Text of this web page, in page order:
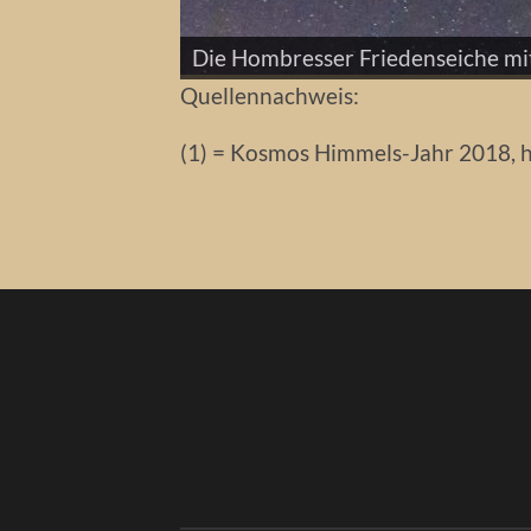
Doch noch eine Sternschnuppe
Die Hombresser Friedenseiche
Die Hombresser Friedenseiche
Lichtstrahlen.
Sternstrichspuren und
Eine Sternschnuppe, noch gerade
Ein Meteor mit
Quellennachweis:
(1) = Kosmos Himmels-Jahr